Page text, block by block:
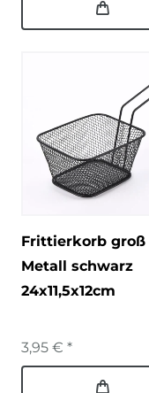
Frittierkorb groß
Metall schwarz
24x11,5x12cm
3,95 € *